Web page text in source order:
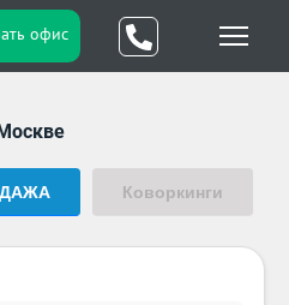
офис
Коворкинги